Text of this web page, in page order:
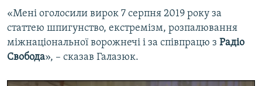
«Мені оголосили вирок 7 серпня 2019 року за
статтею шпигунство, екстремізм, розпалювання
міжнаціональної ворожнечі і за співпрацю з Радіо
Свобода», – сказав Галазюк.